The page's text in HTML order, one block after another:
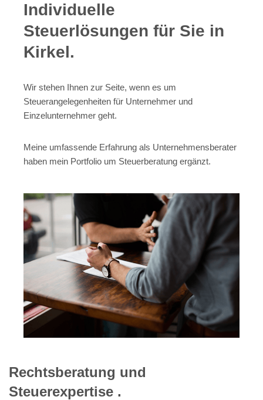
Individuelle
Steuerlösungen für Sie in
Kirkel.
Wir stehen Ihnen zur Seite, wenn es um
Steuerangelegenheiten für Unternehmer und
Einzelunternehmer geht.
Meine umfassende Erfahrung als Unternehmensberater
haben mein Portfolio um Steuerberatung ergänzt.
Rechtsberatung und
Steuerexpertise .